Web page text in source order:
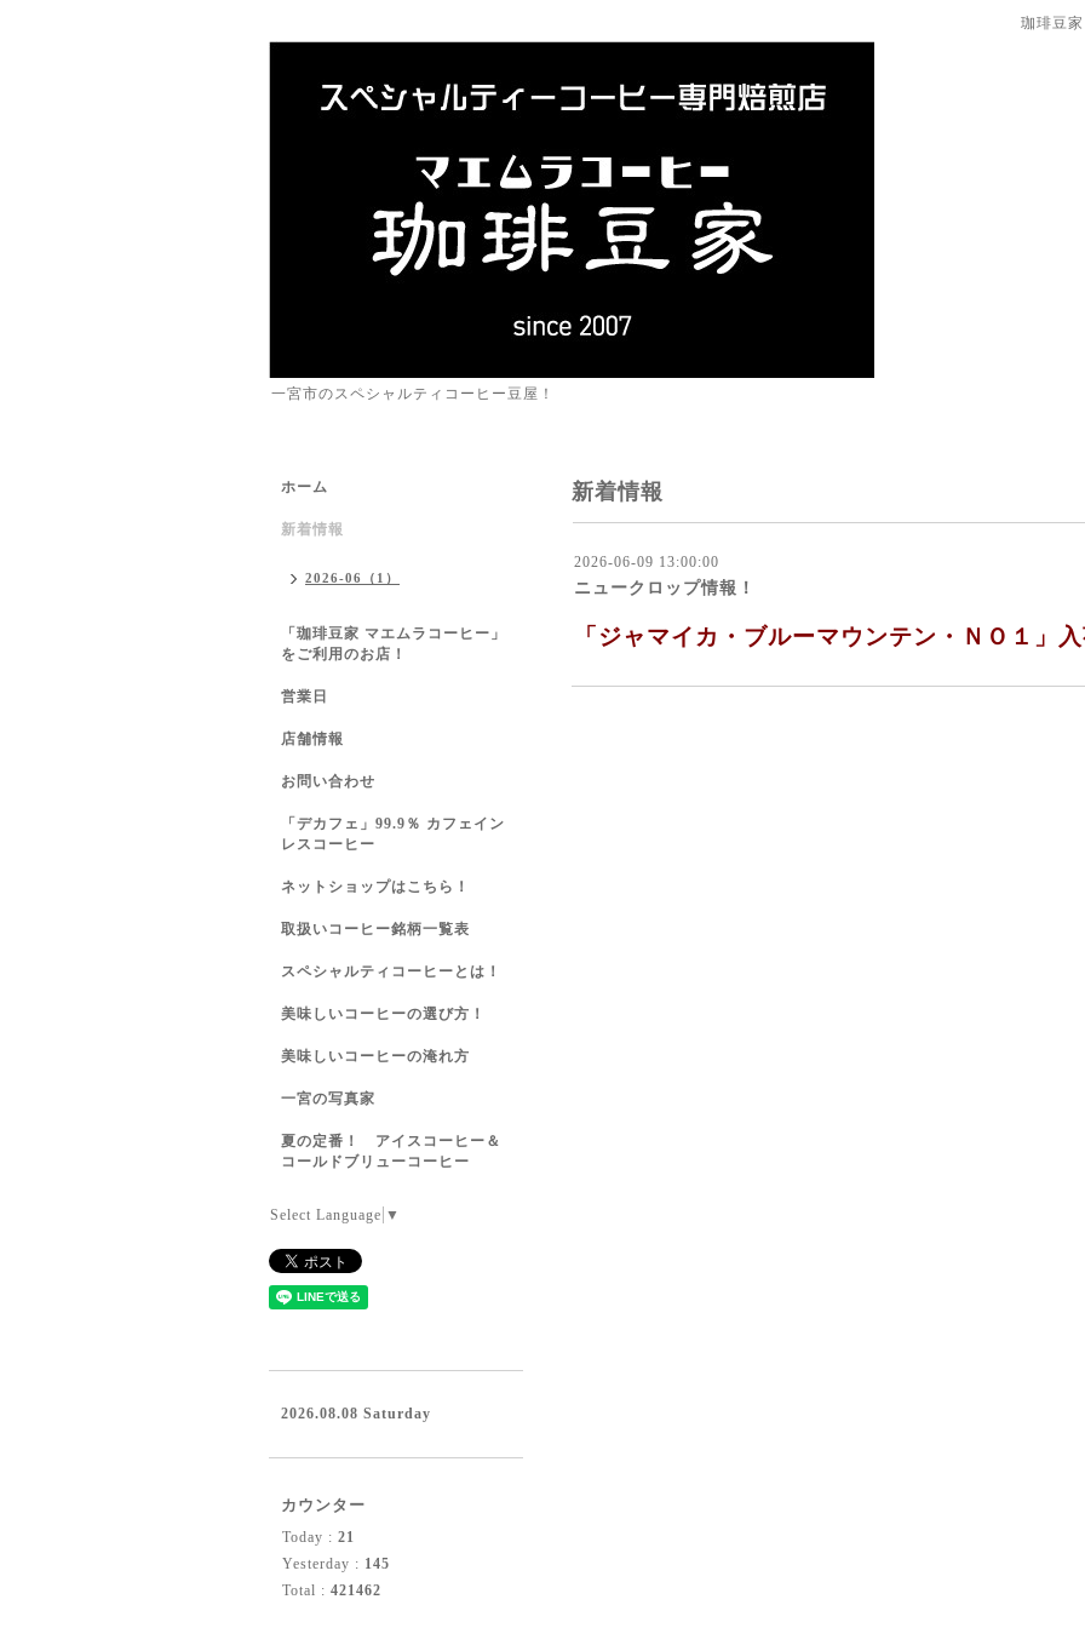
珈琲豆
一宮市のスペシャルティコーヒー豆屋！
新着情報
2026-06-09 13:00:00
ニュークロップ情報！
「ジャマイカ・ブルーマウンテン・ＮＯ１」入
ホーム
新着情報
2026-06（1）
「珈琲豆家 マエムラコーヒー」
をご利用のお店！
営業日
店舗情報
お問い合わせ
「デカフェ」99.9％ カフェイン
レスコーヒー
ネットショップはこちら！
取扱いコーヒー銘柄一覧表
スペシャルティコーヒーとは！
美味しいコーヒーの選び方！
美味しいコーヒーの淹れ方
一宮の写真家
夏の定番！ アイスコーヒー＆
コールドブリューコーヒー
Select Language ▼
2026.08.08 Saturday
カウンター
Today : 21
Yesterday : 145
Total : 421462